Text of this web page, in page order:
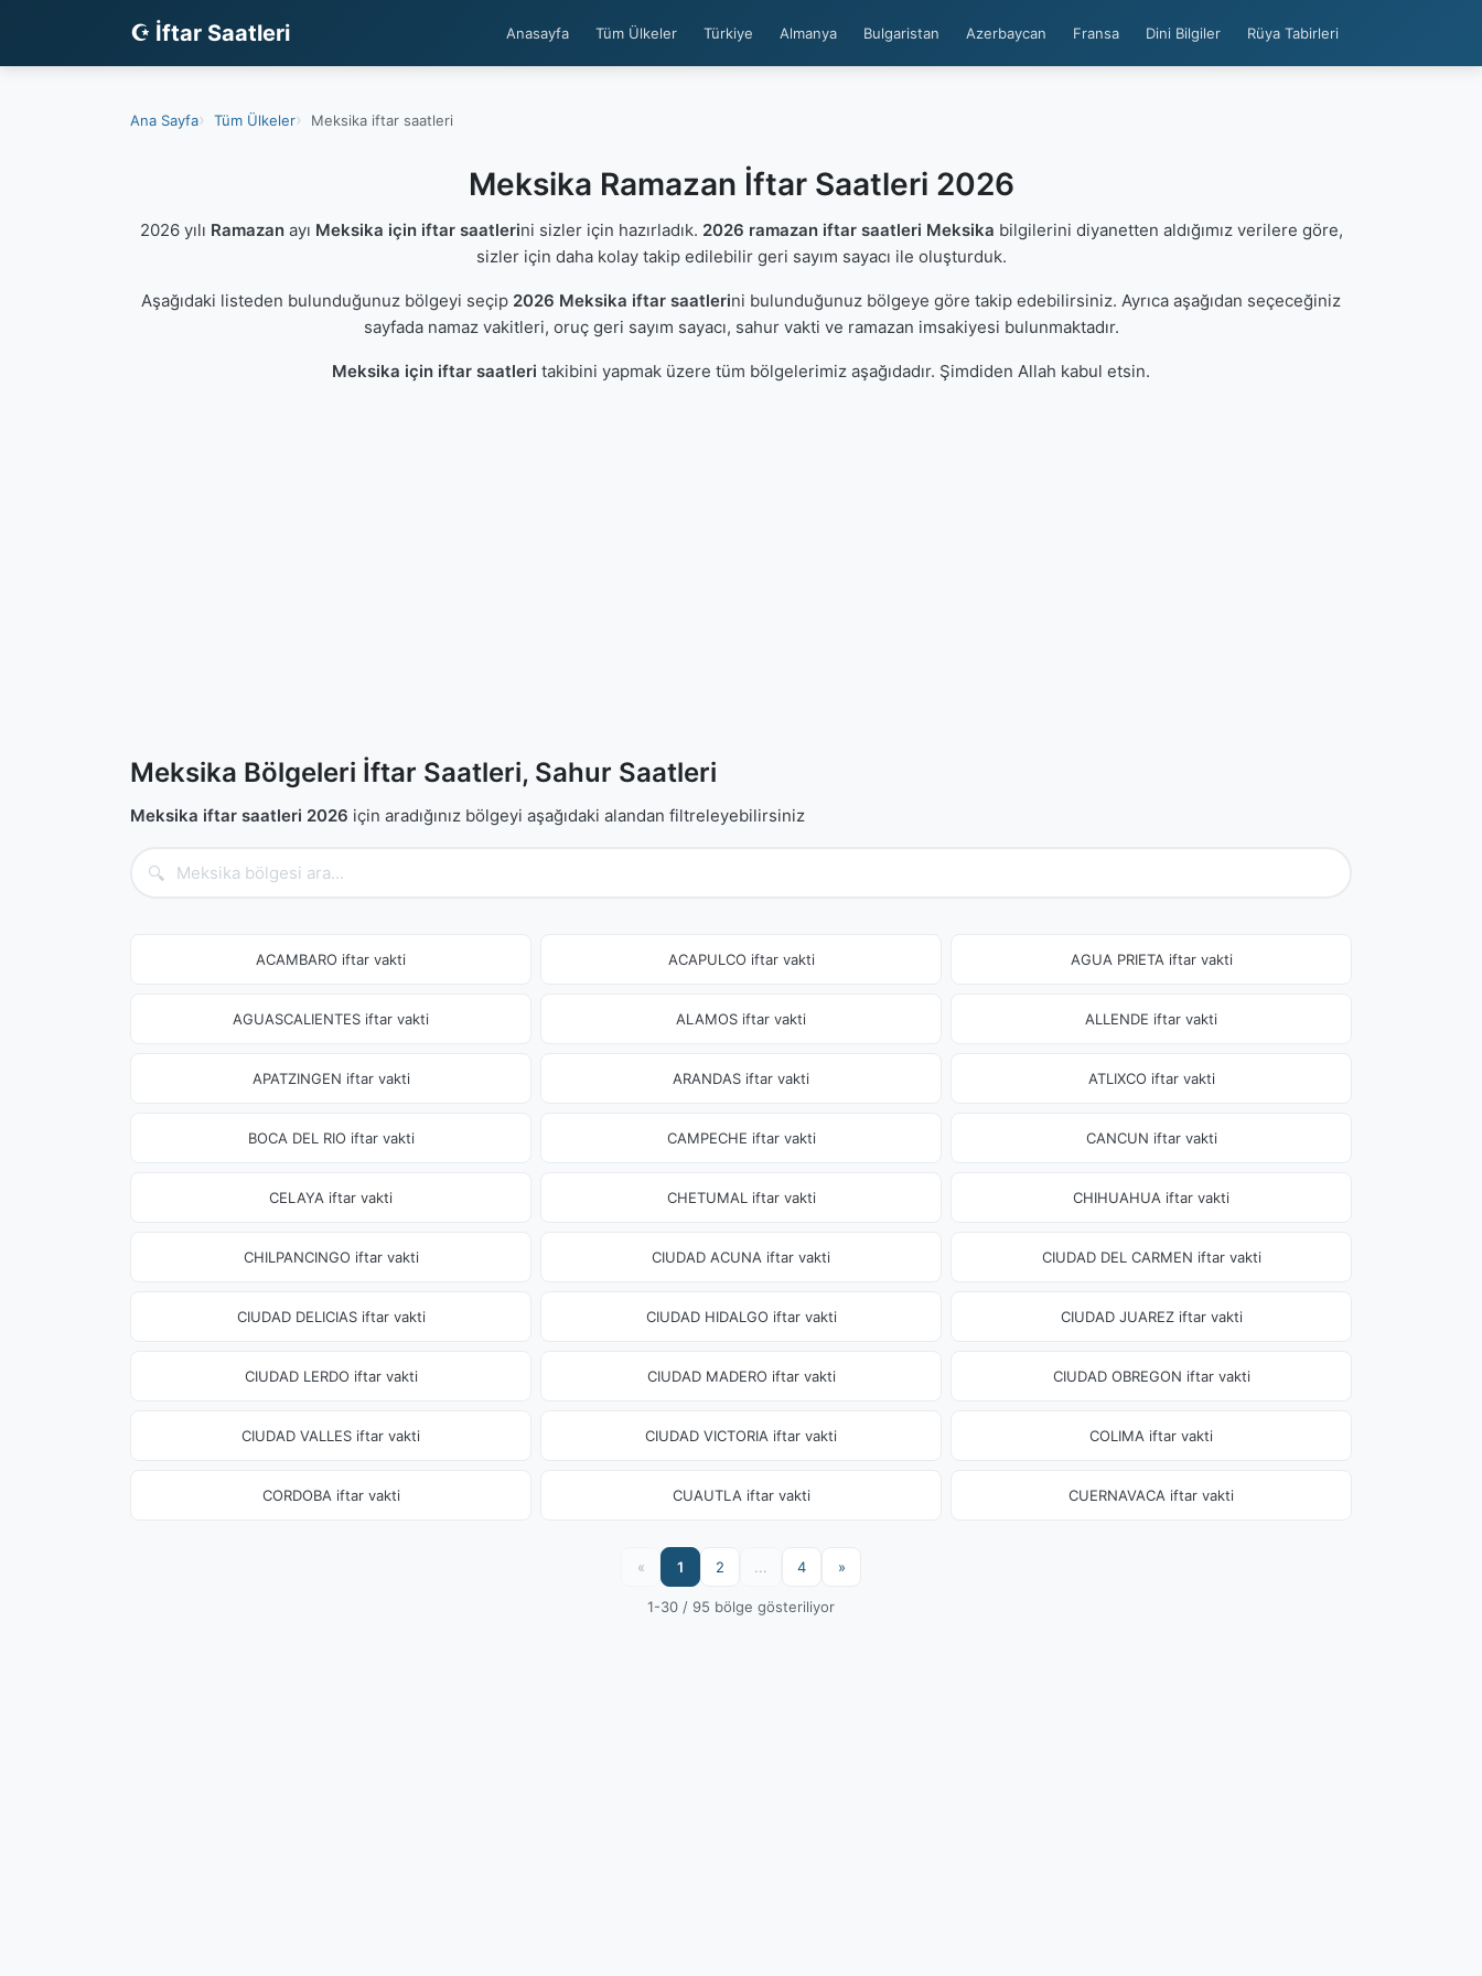
☪ İftar Saatleri Anasayfa Tüm Ülkeler Türkiye Almanya Bulgaristan Azerbaycan Fransa Dini Bilgiler Rüya Tabirleri
Ana Sayfa Tüm Ülkeler Meksika iftar saatleri
Meksika Ramazan İftar Saatleri 2026
2026 yılı Ramazanayı Meksika için iftar saatlerini sizler için hazırladık. 2026 ramazan iftar saatleri Meksika bilgilerini diyanetten aldığımız verilere göre,
sizler için daha kolay takip edilebilir geri sayım sayacı ile oluşturduk.
Aşağıdaki listeden bulunduğunuz bölgeyi seçip 2026 Meksika iftar saatlerini bulunduğunuz bölgeye göre takip edebilirsiniz. Ayrıca aşağıdan seçeceğiniz
sayfada namaz vakitleri, oruç geri sayım sayacı, sahur vakti ve ramazan imsakiyesi bulunmaktadır.
Meksika için iftar saatleri takibini yapmak üzere tüm bölgelerimiz aşağıdadır. Şimdiden Allah kabul etsin.
Meksika Bölgeleri İftar Saatleri, Sahur Saatleri
Meksika iftar saatleri 2026 için aradığınız bölgeyi aşağıdaki alandan filtreleyebilirsiniz
🔍
ACAMBARO iftar vakti ACAPULCO iftar vakti AGUA PRIETA iftar vakti
AGUASCALIENTES iftar vakti ALAMOS iftar vakti ALLENDE iftar vakti
APATZINGEN iftar vakti ARANDAS iftar vakti ATLIXCO iftar vakti
BOCA DEL RIO iftar vakti CAMPECHE iftar vakti CANCUN iftar vakti
CELAYA iftar vakti CHETUMAL iftar vakti CHIHUAHUA iftar vakti
CHILPANCINGO iftar vakti CIUDAD ACUNA iftar vakti CIUDAD DEL CARMEN iftar vakti
CIUDAD DELICIAS iftar vakti CIUDAD HIDALGO iftar vakti CIUDAD JUAREZ iftar vakti
CIUDAD LERDO iftar vakti CIUDAD MADERO iftar vakti CIUDAD OBREGON iftar vakti
CIUDAD VALLES iftar vakti CIUDAD VICTORIA iftar vakti COLIMA iftar vakti
CORDOBA iftar vakti CUAUTLA iftar vakti CUERNAVACA iftar vakti
« 1 2 ... 4 »
1-30 / 95 bölge gösteriliyor